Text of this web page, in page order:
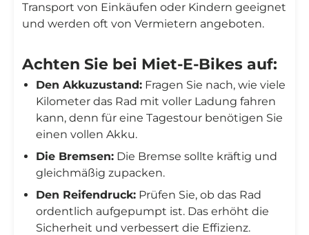
Transport von Einkäufen oder Kindern geeignet
und werden oft von Vermietern angeboten.
Achten Sie bei Miet-E-Bikes auf:
Den Akkuzustand: Fragen Sie nach, wie viele
Kilometer das Rad mit voller Ladung fahren
kann, denn für eine Tagestour benötigen Sie
einen vollen Akku.
Die Bremsen: Die Bremse sollte kräftig und
gleichmäßig zupacken.
Den Reifendruck: Prüfen Sie, ob das Rad
ordentlich aufgepumpt ist. Das erhöht die
Sicherheit und verbessert die Effizienz.